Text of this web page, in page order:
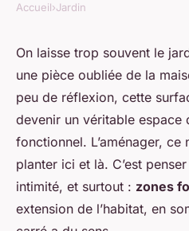
Idées
jardin
fonctionnel
Arielle•01/06/2026 10:51•10
Accueil›Jardin
On laisse trop souvent le
une pièce oubliée de la
peu de réflexion, cette
devenir un véritable espace
fonctionnel. L’aménager, ce
planter ici et là. C’est
intimité, et surtout : zones
extension de l’habitat, en